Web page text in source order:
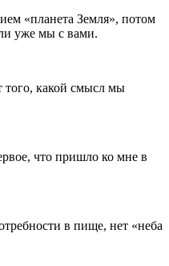
«планета Земля», потом
уже мы с вами.
того, какой смысл мы
что пришло ко мне в
в пище, нет «неба